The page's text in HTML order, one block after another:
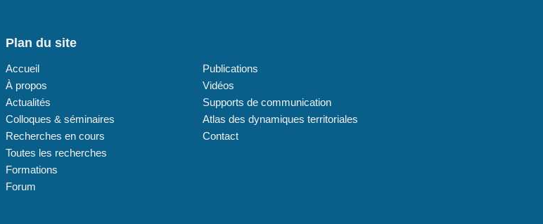
Plan du site
Accueil
À propos
Actualités
Colloques & séminaires
Recherches en cours
Toutes les recherches
Formations
Forum
Publications
Vidéos
Supports de communication
Atlas des dynamiques territoriales
Contact